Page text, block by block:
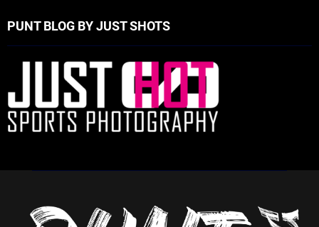
PUNT BLOG BY JUST SHOTS